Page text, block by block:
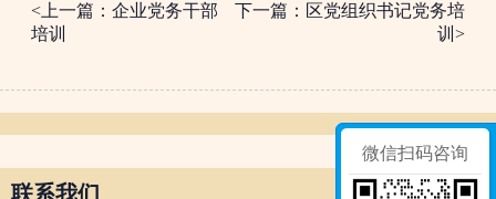
<上一篇：企业党务干部
培训
下一篇：区党组织书记党务培
训>
联系我们
微信扫码咨询